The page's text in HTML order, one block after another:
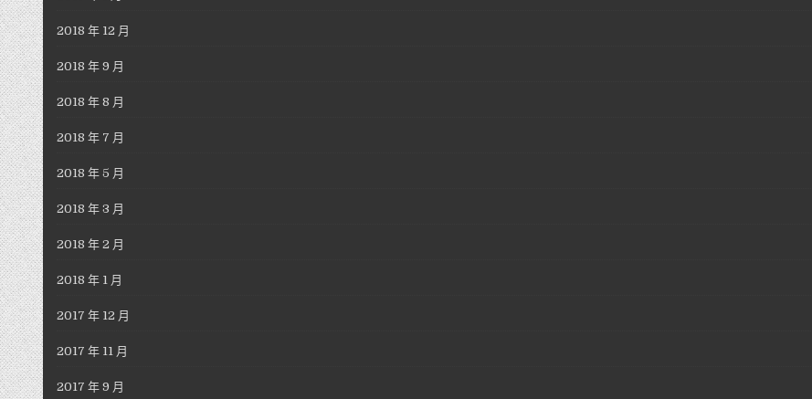
2018 年 12 月
2018 年 9 月
2018 年 8 月
2018 年 7 月
2018 年 5 月
2018 年 3 月
2018 年 2 月
2018 年 1 月
2017 年 12 月
2017 年 11 月
2017 年 9 月